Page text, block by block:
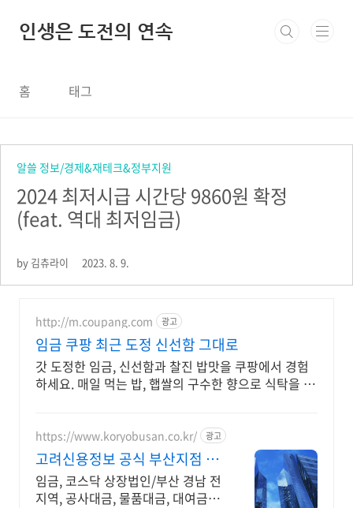
인생은 도전의 연속
홈 태그
알쓸 정보/경제&재테크&정부지원
2024 최저시급 시간당 9860원 확정
(feat. 역대 최저임금)
by 김츄라이 2023. 8. 9.
http://m.coupang.com 광고
임금 쿠팡 최근 도정 신선함 그대로
갓 도정한 임금, 신선함과 찰진 밥맛을 쿠팡에서 경험
하세요. 매일 먹는 밥, 햅쌀의 구수한 향으로 식탁을 채
https://www.koryobusan.co.kr/ 광고
고려신용정보 공식 부산지점 당
일접수 각종 미수금 상담!
임금, 코스닥 상장법인/부산 경남 전
지역, 공사대금, 물품대금, 대여금 상